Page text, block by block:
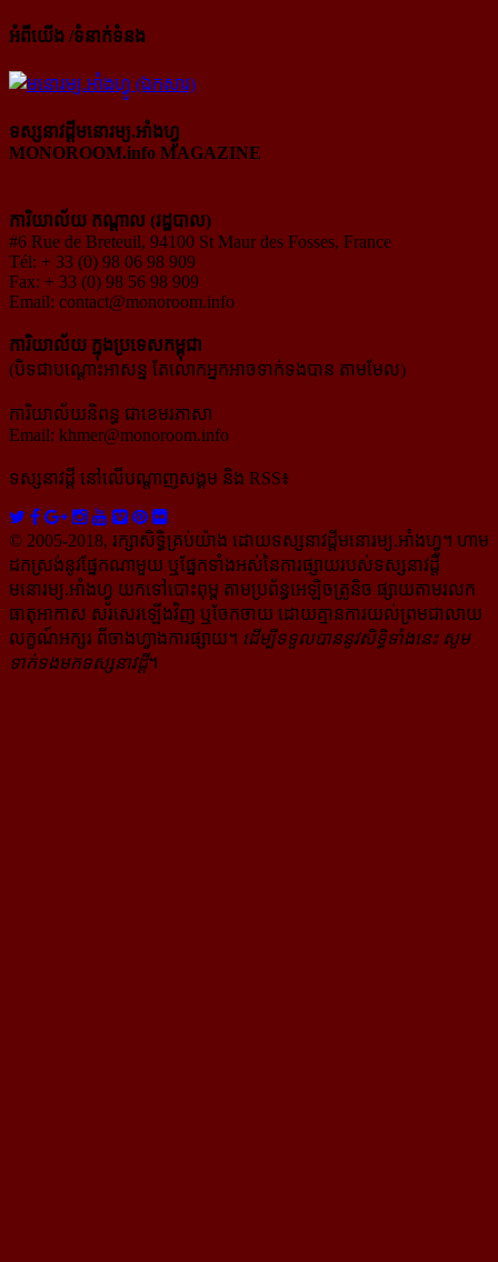
អំពីយើង /ទំនាក់ទំនង
ទស្សនាវដ្ដីមនោរម្យ.អាំងហ្វូ
MONOROOM.info MAGAZINE
ការិយាល័យ កណ្ដាល (រដ្ឋបាល)
#6 Rue de Breteuil, 94100 St Maur des Fosses, France
Tél: + 33 (0) 98 06 98 909
Fax: + 33 (0) 98 56 98 909
Email: contact@monoroom.info
ការិយាល័យ ក្នុង​ប្រទេស​កម្ពុជា
(បិទជាបណ្ដោះអាសន្ន តែលោកអ្នកអាចទាក់ទងបាន តាមមែល)
ការិយាល័យនិពន្ធ ជាខេមរភាសា
Email: khmer@monoroom.info
ទស្សនាវដ្ដី​ នៅលើបណ្ដាញសង្គម និង RSS៖
© 2005-2018, រក្សាសិទ្ធិគ្រប់យ៉ាង ដោយទស្សនាវដ្ដី​មនោរម្យ.អាំងហ្វូ។ ហាម​
ដក​ស្រង់​នូវ​ផ្នែក​ណា​មួយ​ ឬ​ផ្នែក​ទាំង​អស់​នៃ​ការ​ផ្សាយ​របស់​ទស្សនាវដ្ដី​​
មនោរម្យ.អាំងហ្វូ យក​ទៅ​​បោះពុម្ព តាម​ប្រព័ន្ធ​អេឡិច​ត្រូនិច ផ្សាយ​តាម​រលក​
ធាតុអាកាស សរសេរ​ឡើង​វិញ ឬ​ចែក​ចាយ​ ដោយ​គ្មាន​ការ​យល់ព្រមជា​លាយ​
លក្ខណ៍​អក្សរ​ ពី​ចាងហ្វាង​ការ​ផ្សាយ​។ ដើម្បី​ទទួល​បាននូវសិទ្ធិ​ទាំងនេះ សូម​
ទាក់​ទង​មក​ទស្សនាវដ្ដី។